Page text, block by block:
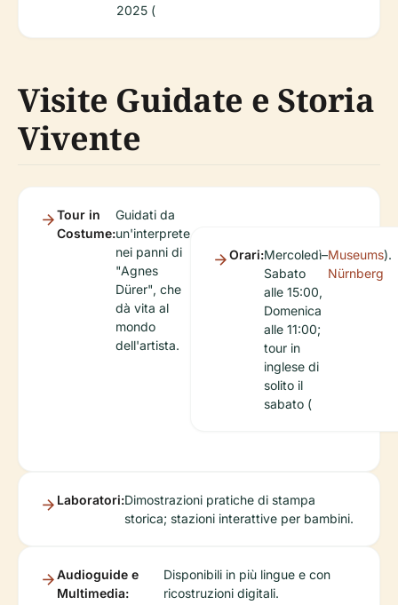
2025 (
Visite Guidate e Storia
Vivente
Tour in
Costume:
Guidati da
un'interprete
nei panni di
"Agnes
Dürer", che
dà vita al
mondo
dell'artista.
Orari:Mercoledì–
Sabato
alle 15:00,
Domenica
alle 11:00;
tour in
inglese di
solito il
sabato (
Museums
Nürnberg
).
Laboratori:Dimostrazioni pratiche di stampa
storica; stazioni interattive per bambini.
Audioguide e
Multimedia:
Disponibili in più lingue e con
ricostruzioni digitali.